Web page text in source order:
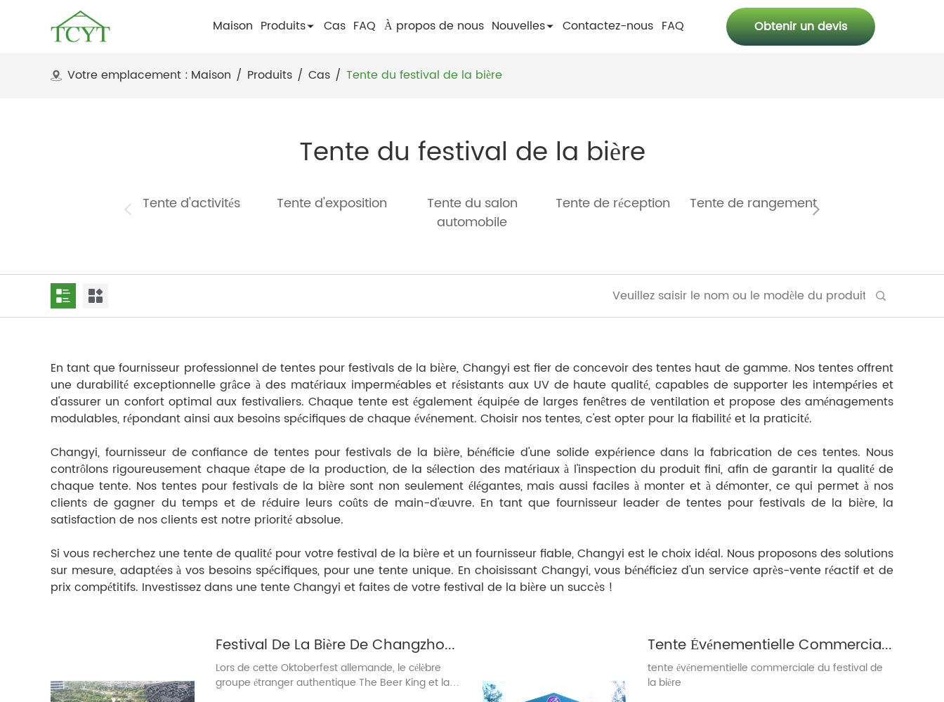
Maison Produits Cas FAQ À propos de nous Nouvelles Contactez-nous FAQ Obtenir un devis
Votre emplacement : Maison / Produits / Cas / Tente du festival de la bière
Tente du festival de la bière
Tente d'activités Tente d'exposition
Tente du salon
automobile
Tente de réception Tente de rangement
En tant que fournisseur professionnel de tentes pour festivals de la bière, Changyi est fier de concevoir des tentes haut de gamme. Nos tentes offrent
une durabilité exceptionnelle grâce à des matériaux imperméables et résistants aux UV de haute qualité, capables de supporter les intempéries et
d'assurer un confort optimal aux festivaliers. Chaque tente est également équipée de larges fenêtres de ventilation et propose des aménagements
modulables, répondant ainsi aux besoins spécifiques de chaque événement. Choisir nos tentes, c'est opter pour la fiabilité et la praticité.
Changyi, fournisseur de confiance de tentes pour festivals de la bière, bénéficie d'une solide expérience dans la fabrication de ces tentes. Nous
contrôlons rigoureusement chaque étape de la production, de la sélection des matériaux à l'inspection du produit fini, afin de garantir la qualité de
chaque tente. Nos tentes pour festivals de la bière sont non seulement élégantes, mais aussi faciles à monter et à démonter, ce qui permet à nos
clients de gagner du temps et de réduire leurs coûts de main-d'œuvre. En tant que fournisseur leader de tentes pour festivals de la bière, la
satisfaction de nos clients est notre priorité absolue.
Si vous recherchez une tente de qualité pour votre festival de la bière et un fournisseur fiable, Changyi est le choix idéal. Nous proposons des solutions
sur mesure, adaptées à vos besoins spécifiques, pour une tente unique. En choisissant Changyi, vous bénéficiez d'un service après-vente réactif et de
prix compétitifs. Investissez dans une tente Changyi et faites de votre festival de la bière un succès !
Festival De La Bière De Changzhou 2023
Lors de cette Oktoberfest allemande, le célèbre
groupe étranger authentique The Beer King et la
Tente Événementielle Commerciale Du Festival De La Bière
tente événementielle commerciale du festival de
la bière